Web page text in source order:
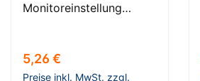
Monitoreinstellung
erscheinen.
Regulärer Preis:
5,26 €
Preise inkl. MwSt. zzgl.